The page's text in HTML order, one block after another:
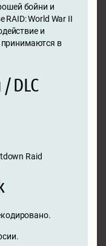
бойни и
World War II
и
принимаются в
DLC
Raid